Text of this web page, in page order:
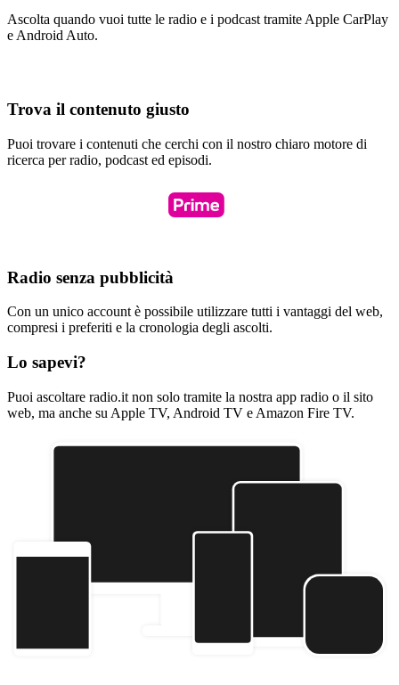
Ascolta quando vuoi tutte le radio e i podcast tramite Apple CarPlay
e Android Auto.
Trova il contenuto giusto
Puoi trovare i contenuti che cerchi con il nostro chiaro motore di
ricerca per radio, podcast ed episodi.
Radio senza pubblicità
Con un unico account è possibile utilizzare tutti i vantaggi del web,
compresi i preferiti e la cronologia degli ascolti.
Lo sapevi?
Puoi ascoltare radio.it non solo tramite la nostra app radio o il sito
web, ma anche su Apple TV, Android TV e Amazon Fire TV.